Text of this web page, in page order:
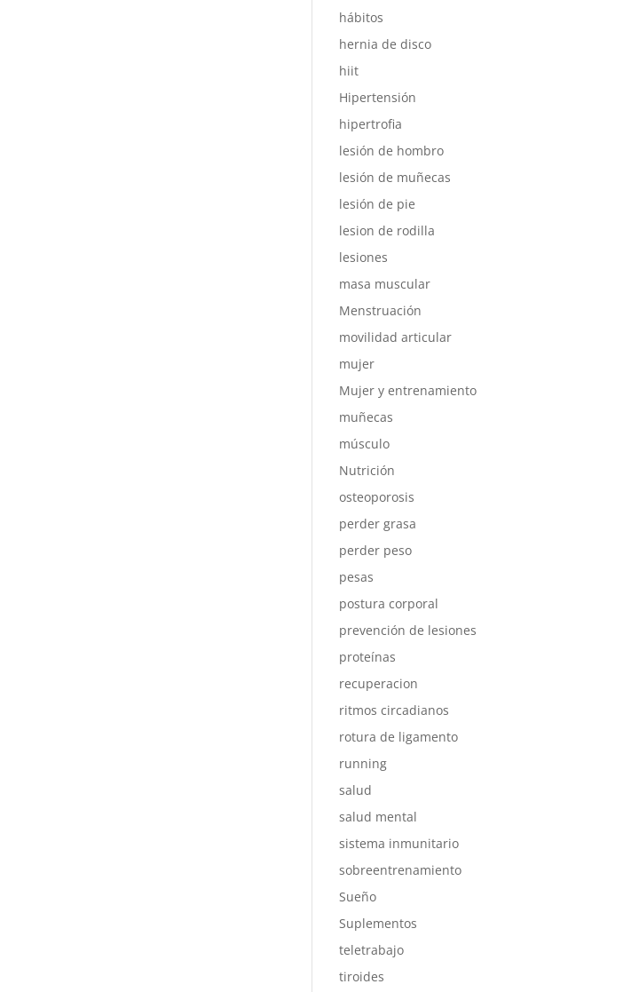
hábitos
hernia de disco
hiit
Hipertensión
hipertrofia
lesión de hombro
lesión de muñecas
lesión de pie
lesion de rodilla
lesiones
masa muscular
Menstruación
movilidad articular
mujer
Mujer y entrenamiento
muñecas
músculo
Nutrición
osteoporosis
perder grasa
perder peso
pesas
postura corporal
prevención de lesiones
proteínas
recuperacion
ritmos circadianos
rotura de ligamento
running
salud
salud mental
sistema inmunitario
sobreentrenamiento
Sueño
Suplementos
teletrabajo
tiroides